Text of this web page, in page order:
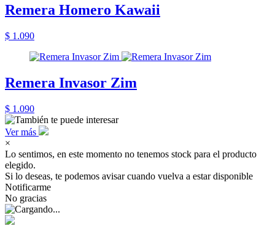
Remera Homero Kawaii
$ 1.090
Remera Invasor Zim
$ 1.090
Ver más
×
Lo sentimos, en este momento no tenemos stock para el producto
elegido.
Si lo deseas, te podemos avisar cuando vuelva a estar disponible
Notificarme
No gracias